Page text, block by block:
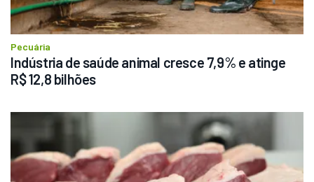
Pecuária
Indústria de saúde animal cresce 7,9% e atinge
R$ 12,8 bilhões